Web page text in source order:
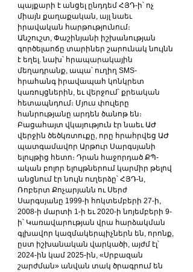
պայքարի է անցել ընդդեմ ՀՅԴ-ի՝ ոչ
միայն քաղաքական, այլ նաեւ
իրավական հարթությունում։
Անշուշտ, Փաշինյանի իշխանության
գործելաոճը տարիներ շարունակ նույնն
է եղել. նախ՝ հրապարակային
մեղադրանք, ապա՝ ուղիղ SMS-
հրահանգ իրավապահ կոնկրետ
կառույցներին, եւ վերջում՝ քրեական
հետապնդում։ Մյուս փուլերը
հանրությանը արդեն ծանոթ են։
Բացահայտ վկայություն էր նաեւ ԱԺ
վերջին ծեծկռտուքը, որը հրահրվեց ԱԺ
պատգամավոր Արթուր Սարգսյանի
ելույթից հետո։ Դրան հաջորդած ՔՊ-
ական բոլոր ելույթներում կարմիր թելով
անցնում էր նույն ուղերձը՝ ՀՅԴ-ն,
Ռոբերտ Քոչարյանն ու Սերժ
Սարգսյանը 1999-ի հոկտեմբերի 27-ի,
2008-ի մարտի 1-ի եւ 2020-ի նոյեմբերի 9-
ի՝ Կառավարության վրա հարձակման
գլխավոր կազմակերպիչներն են, որոնք,
ըստ իշխանական վարկածի, այժմ էլ՝
2024-ին կամ 2025-ին, «Սրբազան
շարժման» անվան տակ ծրագրում են